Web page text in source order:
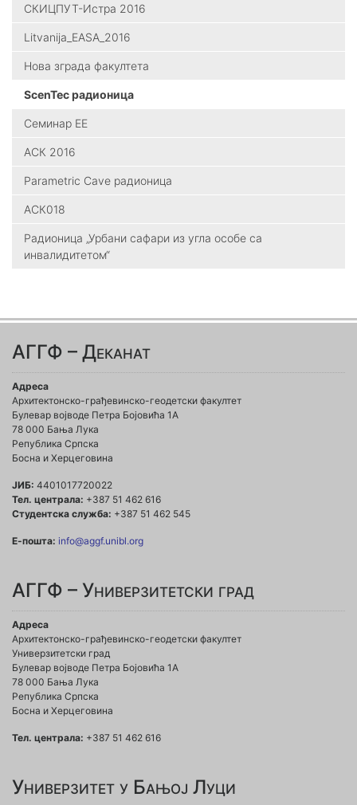
СКИЦПУТ-Истра 2016
Litvanija_ЕАSА_2016
Нова зграда факултета
ScenTec радионица
Семинар ЕЕ
АСК 2016
Parametric Cave радионица
АСК018
Радионица „Урбани сафари из угла особе са
инвалидитетом“
АГГФ – Деканат
Адреса
Архитектонско-грађевинско-геодетски факултет
Булевар војводе Петра Бојовића 1A
78 000 Бања Лука
Република Српска
Босна и Херцеговина
ЈИБ: 4401017720022
Тел. централа: +387 51 462 616
Студентска служба: +387 51 462 545
Е-пошта: info@aggf.unibl.org
АГГФ – Универзитетски град
Адреса
Архитектонско-грађевинско-геодетски факултет
Универзитетски град
Булевар војводе Петра Бојовића 1A
78 000 Бања Лука
Република Српска
Босна и Херцеговина
Тел. централа: +387 51 462 616
Универзитет у Бањој Луци